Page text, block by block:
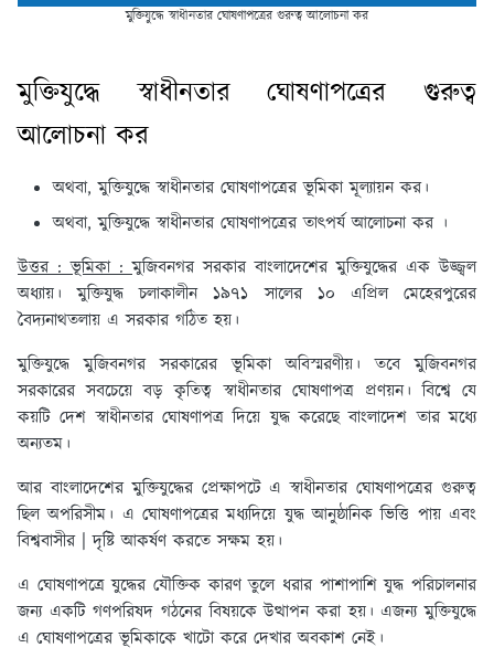
মুক্তিযুদ্ধে স্বাধীনতার ঘোষণাপত্রের গুরুত্ব আলোচনা কর
মুক্তিযুদ্ধে স্বাধীনতার ঘোষণাপত্রের গুরুত্ব
আলোচনা কর
অথবা, মুক্তিযুদ্ধে স্বাধীনতার ঘোষণাপত্রের ভূমিকা মূল্যায়ন কর।
অথবা, মুক্তিযুদ্ধে স্বাধীনতার ঘোষণাপত্রের তাৎপর্য আলোচনা কর ।
উত্তর : ভূমিকা :মুজিবনগর সরকার বাংলাদেশের মুক্তিযুদ্ধের এক উজ্জ্বল
অধ্যায়। মুক্তিযুদ্ধ চলাকালীন ১৯৭১ সালের ১০ এপ্রিল মেহেরপুরের
বৈদ্যনাথতলায় এ সরকার গঠিত হয়।
মুক্তিযুদ্ধে মুজিবনগর সরকারের ভূমিকা অবিস্মরণীয়। তবে মুজিবনগর
সরকারের সবচেয়ে বড় কৃতিত্ব স্বাধীনতার ঘোষণাপত্র প্রণয়ন। বিশ্বে যে
কয়টি দেশ স্বাধীনতার ঘোষণাপত্র দিয়ে যুদ্ধ করেছে বাংলাদেশ তার মধ্যে
অন্যতম।
আর বাংলাদেশের মুক্তিযুদ্ধের প্রেক্ষাপটে এ স্বাধীনতার ঘোষণাপত্রের গুরুত্ব
ছিল অপরিসীম। এ ঘোষণাপত্রের মধ্যদিয়ে যুদ্ধ আনুষ্ঠানিক ভিত্তি পায় এবং
বিশ্ববাসীর | দৃষ্টি আকর্ষণ করতে সক্ষম হয়।
এ ঘোষণাপত্রে যুদ্ধের যৌক্তিক কারণ তুলে ধরার পাশাপাশি যুদ্ধ পরিচালনার
জন্য একটি গণপরিষদ গঠনের বিষয়কে উত্থাপন করা হয়। এজন্য মুক্তিযুদ্ধে
এ ঘোষণাপত্রের ভূমিকাকে খাটো করে দেখার অবকাশ নেই।